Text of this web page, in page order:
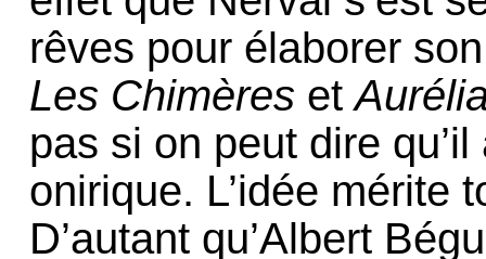
rêves pour élaborer
Les Chimères et
pas si on peut dire
onirique. L’idée mérite
D’autant qu’Albert